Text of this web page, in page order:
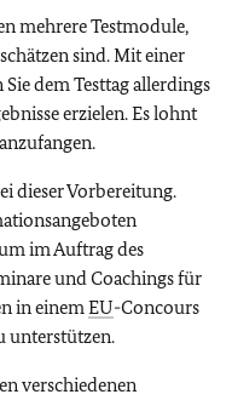
mehrere Testmodule,
sind. Mit einer
dem Testtag allerdings
erzielen. Es lohnt
dieser Vorbereitung.
im Auftrag des
und Coachings für
in einem EU-Concours
unterstützen.
verschiedenen